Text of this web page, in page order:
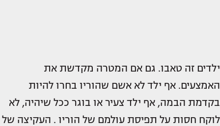
ילדים זה טאבו. גם אם המטרה מקדשת את
האמצעים. אף ילד לא אשם שהוריו בחרו להיות
בקדמת הבמה, אף ילד צעיר או בוגר ככל שיהיה, לא
לוקח חסות על תפיסת עולמם של הוריו . העקיצה של